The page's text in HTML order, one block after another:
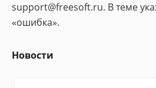
support@freesoft.ru. В теме
«ошибка».
Новости